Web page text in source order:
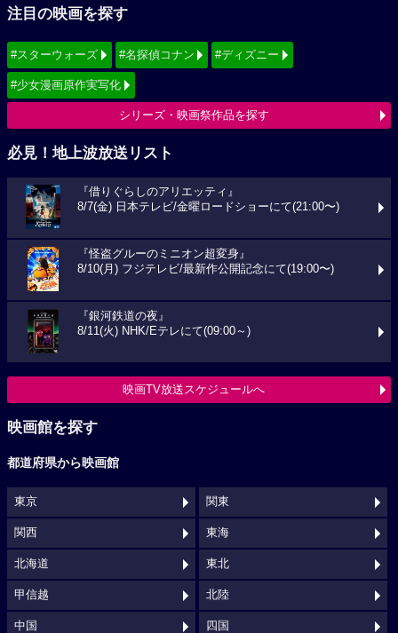
注目の映画を探す
#スターウォーズ #名探偵コナン #ディズニー
#少女漫画原作実写化
シリーズ・映画祭作品を探す
必見！地上波放送リスト
『借りぐらしのアリエッティ』
8/7(金) 日本テレビ/金曜ロードショーにて(21:00〜)
『怪盗グルーのミニオン超変身』
8/10(月) フジテレビ/最新作公開記念にて(19:00〜)
『銀河鉄道の夜』
8/11(火) NHK/Eテレにて(09:00～)
映画TV放送スケジュールへ
映画館を探す
都道府県から映画館
東京 関東
関西 東海
北海道 東北
甲信越 北陸
中国 四国